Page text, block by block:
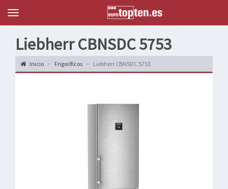
Topten
Menu
Liebherr CBNSDC 5753
Inicio Frigoríficos Liebherr CBNSDC 5753